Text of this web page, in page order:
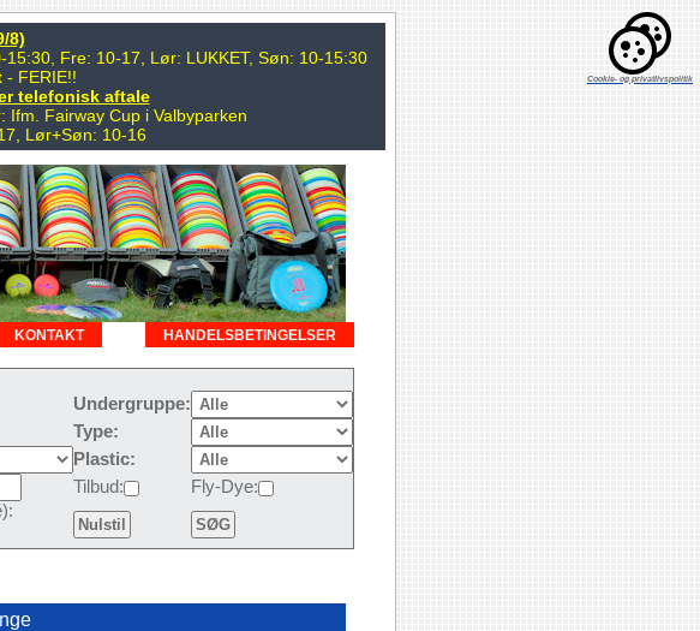
8)
Fre: 10-17, Lør: LUKKET, Søn: 10-15:30
- FERIE!!
telefonisk aftale
Ifm. Fairway Cup i Valbyparken
Lør+Søn: 10-16
HANDELSBETINGELSER
KONTAKT
Undergruppe:
Type:
Plastic:
Tilbud:
Fly-Dye:
Cookie- og privatlivspolitik